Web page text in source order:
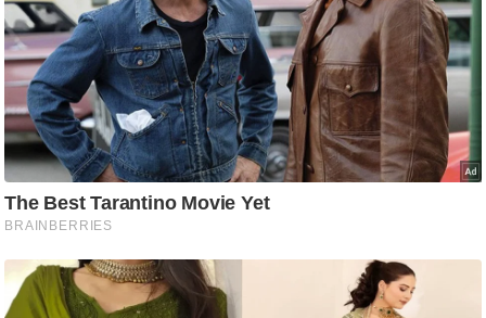
त्रा
रि
ले
श
न
शि
प
रा
नी
ति